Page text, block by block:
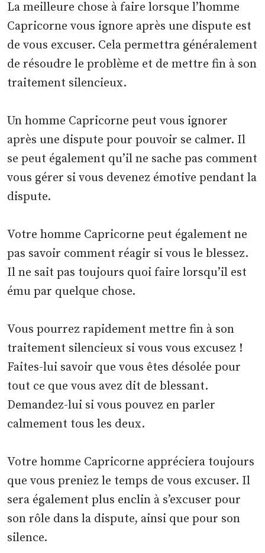
La meilleure chose à faire lorsque l’homme
Capricorne vous ignore après une dispute est
de vous excuser. Cela permettra généralement
de résoudre le problème et de mettre fin à son
traitement silencieux.
Un homme Capricorne peut vous ignorer
après une dispute pour pouvoir se calmer. Il
se peut également qu’il ne sache pas comment
vous gérer si vous devenez émotive pendant la
dispute.
Votre homme Capricorne peut également ne
pas savoir comment réagir si vous le blessez.
Il ne sait pas toujours quoi faire lorsqu’il est
ému par quelque chose.
Vous pourrez rapidement mettre fin à son
traitement silencieux si vous vous excusez !
Faites-lui savoir que vous êtes désolée pour
tout ce que vous avez dit de blessant.
Demandez-lui si vous pouvez en parler
calmement tous les deux.
Votre homme Capricorne appréciera toujours
que vous preniez le temps de vous excuser. Il
sera également plus enclin à s’excuser pour
son rôle dans la dispute, ainsi que pour son
silence.